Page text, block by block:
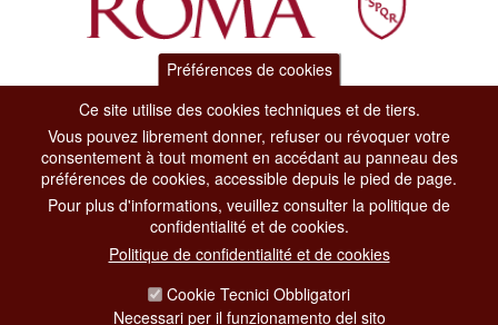
Via di San Basilio, 51
00187 Roma
CONTACT CENTER TEL. 06 06 08
CONTATTA LA REDAZIONE
Préférences de cookies
Ce site utilise des cookies techniques et de tiers.
Vous pouvez librement donner, refuser ou révoquer votre
consentement à tout moment en accédant au panneau des
préférences de cookies, accessible depuis le pied de page.
Pour plus d'informations, veuillez consulter la politique de
confidentialité et de cookies.
Politique de confidentialité et de cookies
Cookie Tecnici Obbligatori
Necessari per il funzionamento del sito